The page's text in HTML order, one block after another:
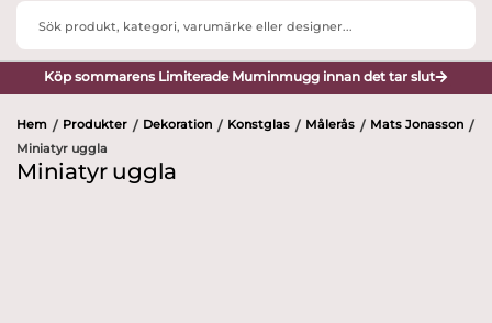
Search
Köp sommarens Limiterade Muminmugg innan det tar slut
Hem / Produkter / Dekoration / Konstglas / Målerås / Mats Jonasson /
Miniatyr uggla
Miniatyr uggla